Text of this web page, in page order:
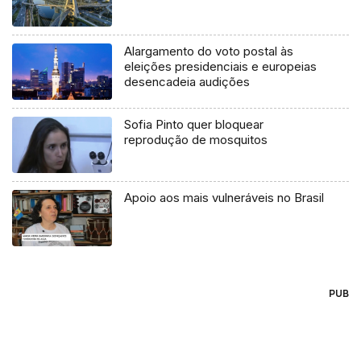
Alargamento do voto postal às
eleições presidenciais e europeias
desencadeia audições
Sofia Pinto quer bloquear
reprodução de mosquitos
Apoio aos mais vulneráveis no Brasil
PUB